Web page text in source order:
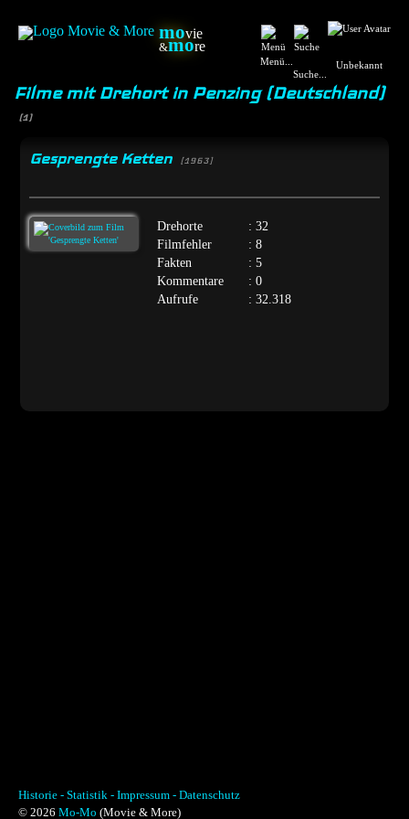
movie
&more
Menü...
Suche...
Unbekannt
Filme mit Drehort in Penzing (Deutschland)
(1)
Gesprengte Ketten [1963]
Drehorte
: 32
Filmfehler
: 8
Fakten
: 5
Kommentare
: 0
Aufrufe
: 32.318
Historie - Statistik - Impressum - Datenschutz
© 2026 Mo-Mo (Movie & More)